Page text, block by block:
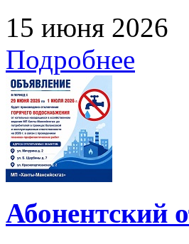
15 июня 2026
Подробнее
Абонентский